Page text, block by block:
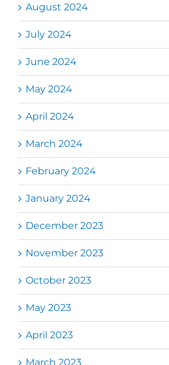
August 2024
July 2024
June 2024
May 2024
April 2024
March 2024
February 2024
January 2024
December 2023
November 2023
October 2023
May 2023
April 2023
March 2023